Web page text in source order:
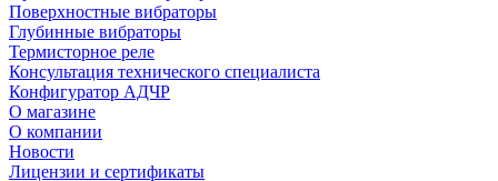
Поверхностные вибраторы
Глубинные вибраторы
Термисторное реле
Консультация технического специалиста
Конфигуратор АДЧР
О магазине
О компании
Новости
Лицензии и сертификаты